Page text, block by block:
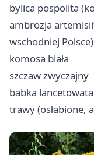
bylica pospolita
ambrozja
wschodniej Polsce)
komosa biała
szczaw zwyczajny
babka lancetowata
trawy (osłabione,